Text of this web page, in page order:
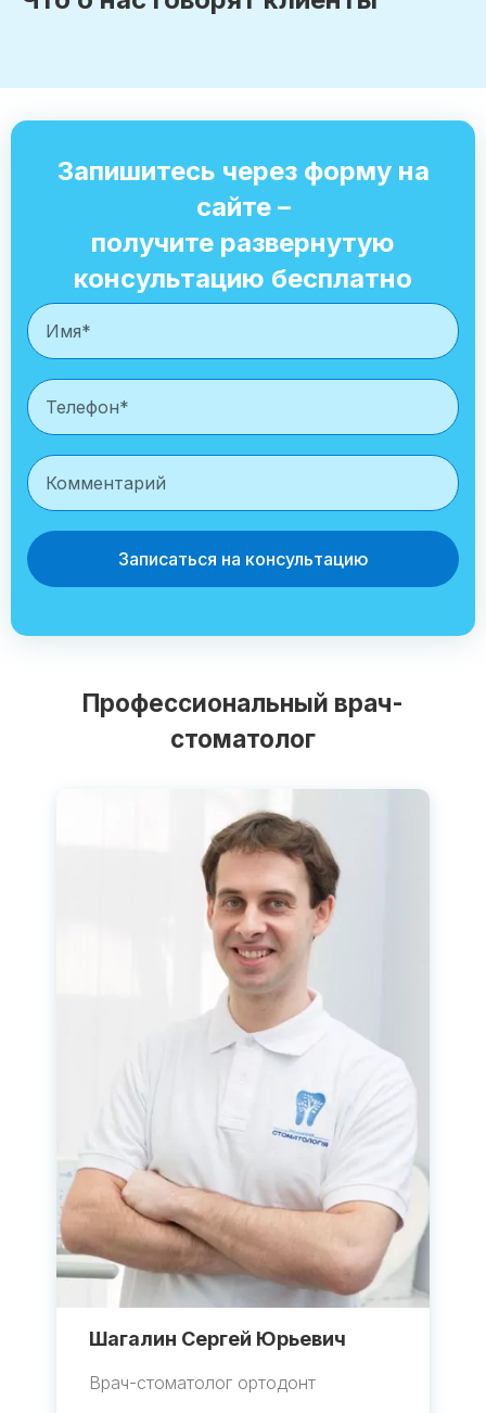
Запишитесь через форму на
сайте –
получите развернутую
консультацию бесплатно
Записаться на консультацию
Профессиональный врач-
стоматолог
Шагалин Сергей Юрьевич
Врач-стоматолог ортодонт